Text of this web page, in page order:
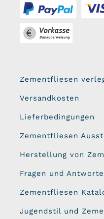
Zementfliesen
Versandkosten
Lieferbedingungen
Zementfliesen
Herstellung von
Fragen und
Zementfliesen
Jugendstil und